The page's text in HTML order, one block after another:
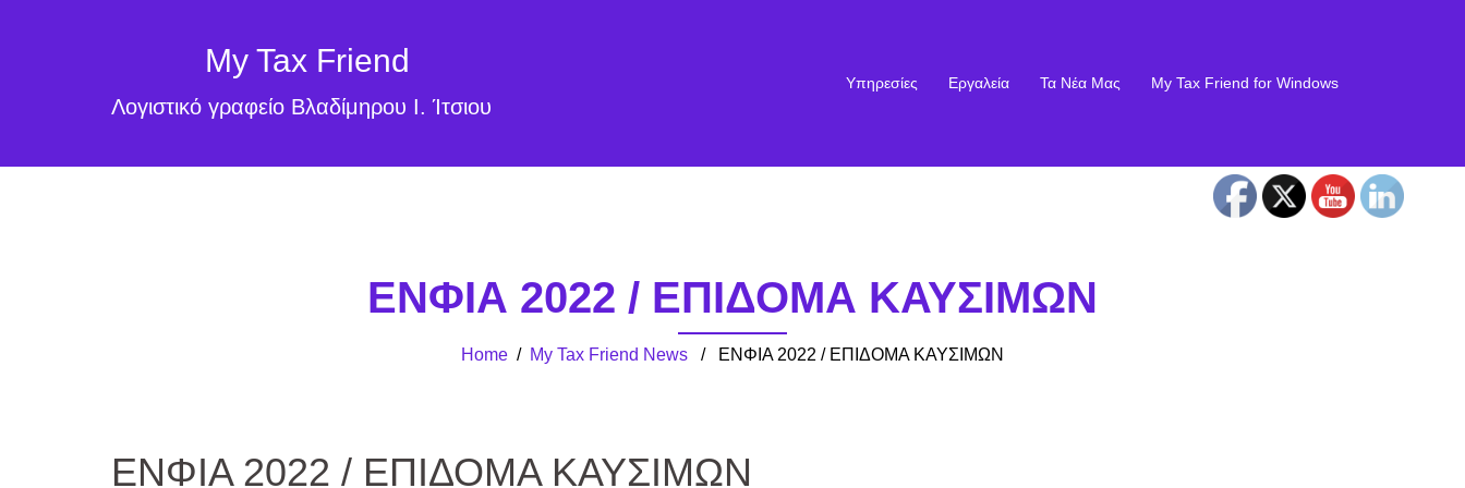
My Tax Friend
Λογιστικό γραφείο Βλαδίμηρου Ι. Ίτσιου
Υπηρεσίες Εργαλεία Τα Νέα Μας My Tax Friend for Windows
ΕΝΦΙΑ 2022 / ΕΠΙΔΟΜΑ ΚΑΥΣΙΜΩΝ
Home / My Tax Friend News / ΕΝΦΙΑ 2022 / ΕΠΙΔΟΜΑ ΚΑΥΣΙΜΩΝ
ΕΝΦΙΑ 2022 / ΕΠΙΔΟΜΑ ΚΑΥΣΙΜΩΝ